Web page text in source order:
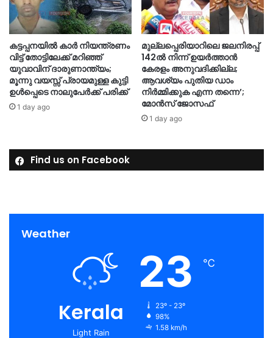
കട്ടപ്പനയിൽ കാർ നിയന്ത്രണം
വിട്ട് തോട്ടിലേക്ക് മറിഞ്ഞ്
യുവാവിന് ദാരുണാന്ത്യം;
മൂന്നു വയസ്സ് പ്രായമുള്ള കുട്ടി
ഉൾപ്പെടെ നാലുപേർക്ക് പരിക്ക്
1 day ago
മുല്ലപ്പെരിയാറിലെ ജലനിരപ്പ്
142ല്‍ നിന്ന് ഉയര്‍ത്താന്‍
കേരളം അനുവദിക്കില്ല;
ആവശ്യം പുതിയ ഡാം
നിര്‍മ്മിക്കുക എന്ന തന്നെ’;
മോന്‍സ് ജോസഫ്
1 day ago
Find us on Facebook
Weather
Kerala
Light Rain
23 ℃
23º - 23º
98%
1.58 km/h